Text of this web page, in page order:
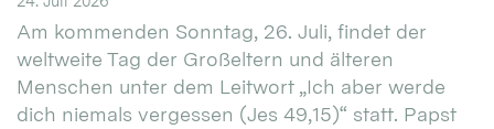
Am kommenden Sonntag, 26. Juli, findet der
weltweite Tag der Großeltern und älteren
Menschen unter dem Leitwort „Ich aber werde
dich niemals vergessen (Jes 49,15)“ statt. Papst